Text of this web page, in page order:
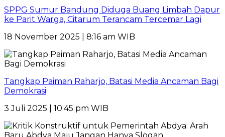
SPPG Sumur Bandung Diduga Buang Limbah Dapur
ke Parit Warga, Citarum Terancam Tercemar Lagi
18 November 2025 | 8:16 am WIB
Tangkap Paiman Raharjo, Batasi Media Ancaman Bagi
Demokrasi
3 Juli 2025 | 10:45 pm WIB